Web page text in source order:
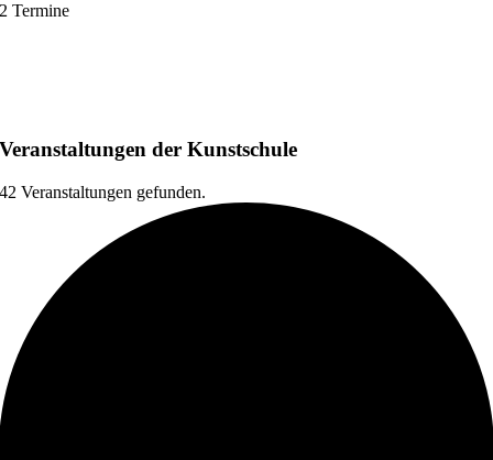
2 Termine
Veranstaltungen der Kunstschule
42 Veranstaltungen gefunden.